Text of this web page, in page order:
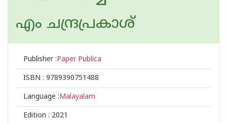
എം ചന്ദ്രപ്രകാശ്
Publisher :Paper Publica
ISBN : 9789390751488
Language :Malayalam
Edition : 2021